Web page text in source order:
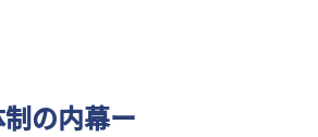
の内幕ー